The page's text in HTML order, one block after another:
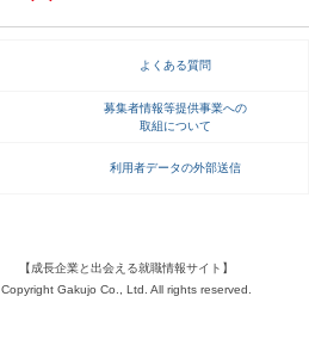
よくある質問
募集者情報等提供事業への
取組について
利用者データの外部送信
【成長企業と出会える就職情報サイト】
Copyright Gakujo Co., Ltd. All rights reserved.